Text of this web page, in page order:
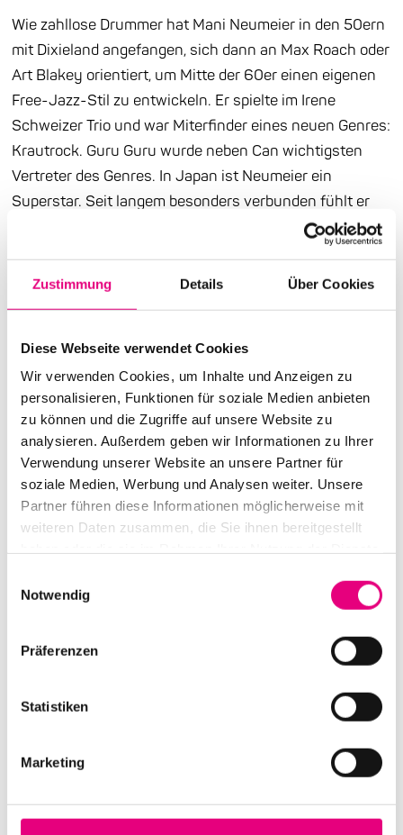
Zustimmung Details Über Cookies
Diese Webseite verwendet Cookies
Wir verwenden Cookies, um Inhalte und Anzeigen zu
personalisieren, Funktionen für soziale Medien anbieten
zu können und die Zugriffe auf unsere Website zu
analysieren. Außerdem geben wir Informationen zu Ihrer
Verwendung unserer Website an unsere Partner für
soziale Medien, Werbung und Analysen weiter. Unsere
Partner führen diese Informationen möglicherweise mit
weiteren Daten zusammen, die Sie ihnen bereitgestellt
Notwendig
Präferenzen
Statistiken
Marketing
Wie zahllose Drummer hat Mani Neumeier in den 50ern
mit Dixieland angefangen, sich dann an Max Roach oder
Art Blakey orientiert, um Mitte der 60er einen eigenen
Free-Jazz-Stil zu entwickeln. Er spielte im Irene
Schweizer Trio und war Miterfinder eines neuen Genres:
Krautrock. Guru Guru wurde neben Can wichtigsten
Vertreter des Genres. In Japan ist Neumeier ein
Superstar. Seit langem besonders verbunden fühlt er
sich Akira Sakata und Kazuhisa Uchihashi. Saxofonist
Sakata spielte in den 70ern mit dem Yosuke Yamashita
Trio, später mit u.a. mit Bill Laswell und Peter
Ganz ähnlich verhält es sich beim Gitarristen Kazuhisa
Uchihashi, auch er eine Koryphäe der improvisierten
Musik, der u.a. mit Fred Frith, Han Bennink und Aki
Takase zusammenarbeitete. Neumeier, Sakata und
Uchihashi ergeben gemeinsam eine unwiderstehliche
Kraft, die unablässig angetrieben wird von der Suche
nach neuen Klangwelten.